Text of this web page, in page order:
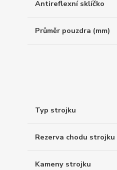
Antireflexní sklíčko
Průměr pouzdra (mm)
Typ strojku
Rezerva chodu strojku
Kameny strojku